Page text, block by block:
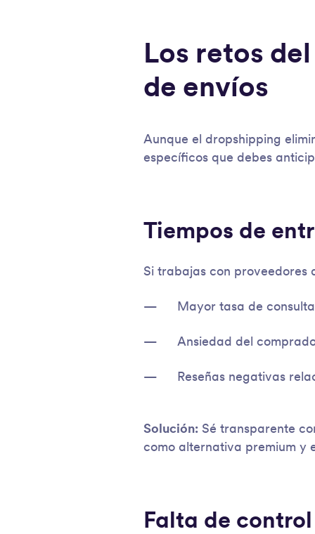
Los retos
de envíos
Aunque el dropshipping
específicos que debes
Tiempos de
Si trabajas con proveedores
Mayor tasa de
Ansiedad del
Reseñas negativas
Solución: Sé transparente
como alternativa premium y
Falta de